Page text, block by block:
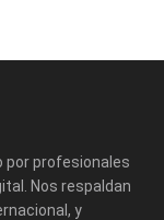
por profesionales
Nos respaldan
y